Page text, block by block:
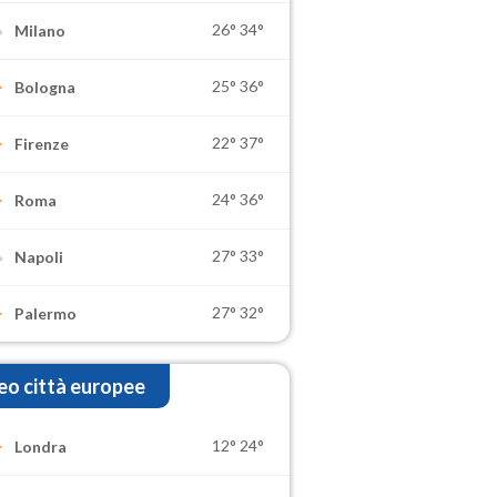
Milano 26° 34°
Bologna 25° 36°
Firenze 22° 37°
Roma 24° 36°
Napoli 27° 33°
Palermo 27° 32°
città europee
Londra 12° 24°